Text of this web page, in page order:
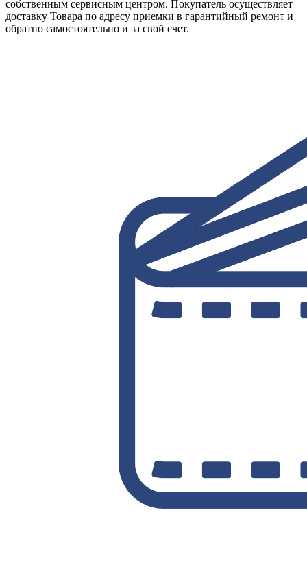
собственным сервисным центром. Покупатель осуществляет
доставку Товара по адресу приемки в гарантийный ремонт и
обратно самостоятельно и за свой счет.